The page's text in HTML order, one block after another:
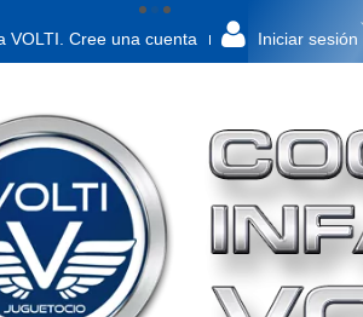
VOLTI. Cree una cuenta Iniciar sesión